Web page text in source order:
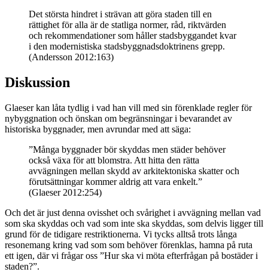
Det största hindret i strävan att göra staden till en
rättighet för alla är de statliga normer, råd, riktvärden
och rekommendationer som håller stadsbyggandet kvar
i den modernistiska stadsbyggnadsdoktrinens grepp.
(Andersson 2012:163)
Diskussion
Glaeser kan låta tydlig i vad han vill med sin förenklade regler för
nybyggnation och önskan om begränsningar i bevarandet av
historiska byggnader, men avrundar med att säga:
”Många byggnader bör skyddas men städer behöver
också växa för att blomstra. Att hitta den rätta
avvägningen mellan skydd av arkitektoniska skatter och
förutsättningar kommer aldrig att vara enkelt.”
(Glaeser 2012:254)
Och det är just denna ovisshet och svårighet i avvägning mellan vad
som ska skyddas och vad som inte ska skyddas, som delvis ligger till
grund för de tidigare restriktionerna. Vi tycks alltså trots långa
resonemang kring vad som som behöver förenklas, hamna på ruta
ett igen, där vi frågar oss ”Hur ska vi möta efterfrågan på bostäder i
staden?”.